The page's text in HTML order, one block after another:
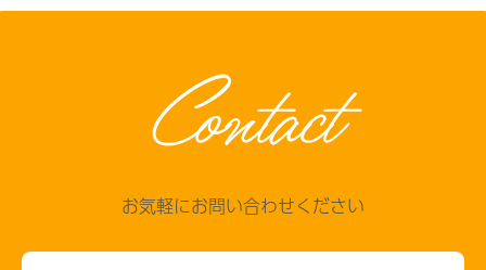
Contact
お気軽にお問い合わせください